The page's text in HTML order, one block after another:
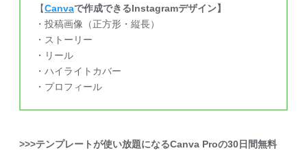
【Canvaで作成できるInstagramデザイン】
・投稿画像（正方形・縦長）
・ストーリー
・リール
・ハイライトカバー
・プロフィール
>>>テンプレートが使い放題になるCanva Proの30日間無料